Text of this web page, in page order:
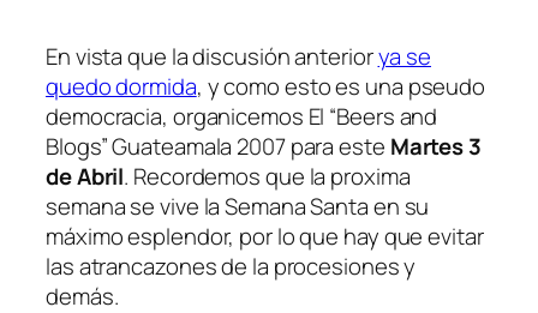
En vista que la discusión anteriorya se
quedo dormida, y como esto es una pseudo
democracia, organicemos El “Beers and
Blogs” Guateamala 2007 para este Martes 3
de Abril. Recordemos que la proxima
semana se vive la Semana Santa en su
máximo esplendor, por lo que hay que evitar
las atrancazones de la procesiones y
demás.